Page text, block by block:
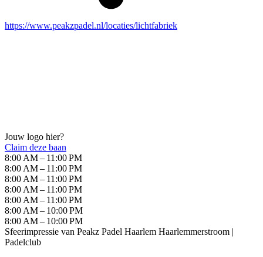
https://www.peakzpadel.nl/locaties/lichtfabriek
Jouw logo hier?
Claim deze baan
8:00 AM – 11:00 PM
8:00 AM – 11:00 PM
8:00 AM – 11:00 PM
8:00 AM – 11:00 PM
8:00 AM – 11:00 PM
8:00 AM – 10:00 PM
8:00 AM – 10:00 PM
Sfeerimpressie van Peakz Padel Haarlem Haarlemmerstroom |
Padelclub